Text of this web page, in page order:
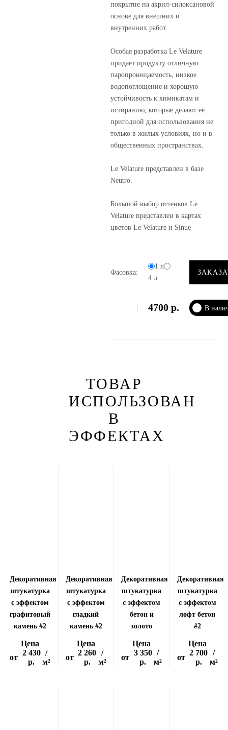
покрытие на акрил-силоксановой
основе для внешних и
внутренних работ.
Особая разработка Le Velature
придает продукту отличную
паропроницаемость, низкое
водопоглощение и хорошую
устойчивость к химикатам и
истиранию, которые делают её
пригодной для использования не
только в жилых условиях, но и в
общественных пространствах.
Le Velature представлен в базе
Neutro.
Большой выбор оттенков Le
Velature представлен в картах
цветов Le Velature и Sinue
Фасовка:
1 л
4 л
4700 р. В
ТОВАР
ИСПОЛЬЗОВАН
В
ЭФФЕКТАХ
Декоративная
штукатурка
с эффектом
графитовый
камень #2
Цена
от
2 430
р.
/
м²
Декоративная
штукатурка
с эффектом
гладкий
камень #2
Цена
от
2 260
р.
/
м²
Декоративная
штукатурка
с эффектом
бетон и
золото
Цена
от
3 350
р.
/
м²
Декоративная
штукатурка
с эффектом
лофт бетон
#2
Цена
от
2 700
р.
/
м²